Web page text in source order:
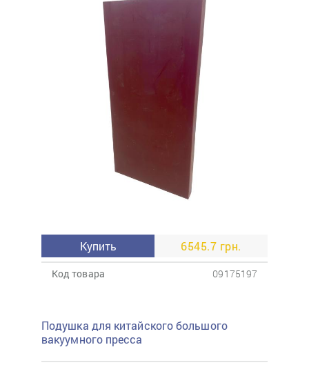
Купить 6545.7 грн.
Код товара 09175197
Подушка для китайского большого
вакуумного пресса